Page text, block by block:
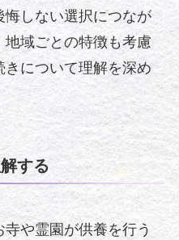
しない選択につなが
地域ごとの特徴も考慮
について理解を深め
する
や霊園が供養を行う